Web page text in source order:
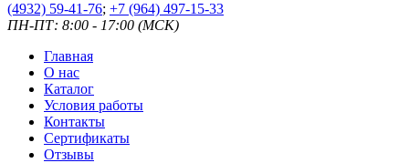
(4932) 59-41-76; +7 (964) 497-15-33
ПН-ПТ: 8:00 - 17:00 (МСК)
Главная
О нас
Каталог
Условия работы
Контакты
Сертификаты
Отзывы